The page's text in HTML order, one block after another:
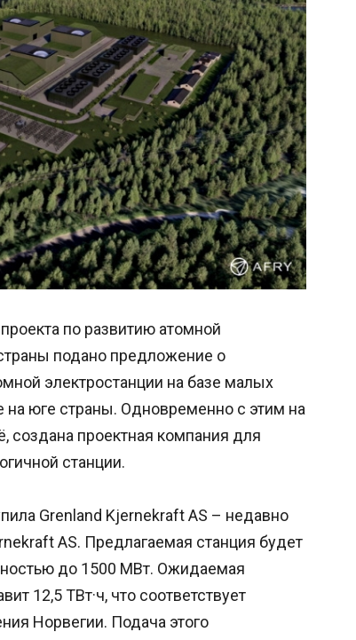
по развитию атомной
подано предложение о
электростанции на базе малых
юге страны. Одновременно с этим на
создана проектная компания для
станции.
Grenland Kjernekraft AS – недавно
AS. Предлагаемая станция будет
до 1500 МВт. Ожидаемая
12,5 ТВт·ч, что соответствует
Норвегии. Подача этого